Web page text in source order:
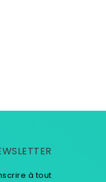
à tout